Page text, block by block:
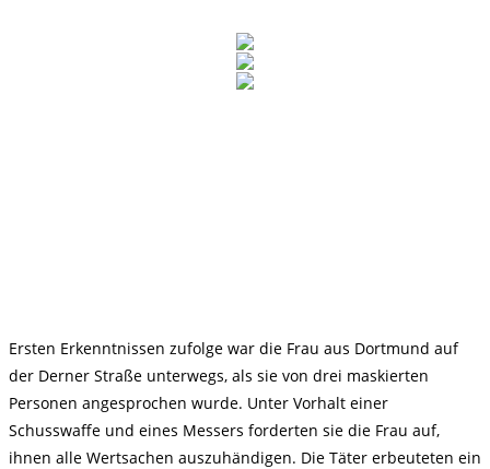
Ersten Erkenntnissen zufolge war die Frau aus Dortmund auf
der Derner Straße unterwegs, als sie von drei maskierten
Personen angesprochen wurde. Unter Vorhalt einer
Schusswaffe und eines Messers forderten sie die Frau auf,
ihnen alle Wertsachen auszuhändigen. Die Täter erbeuteten ein